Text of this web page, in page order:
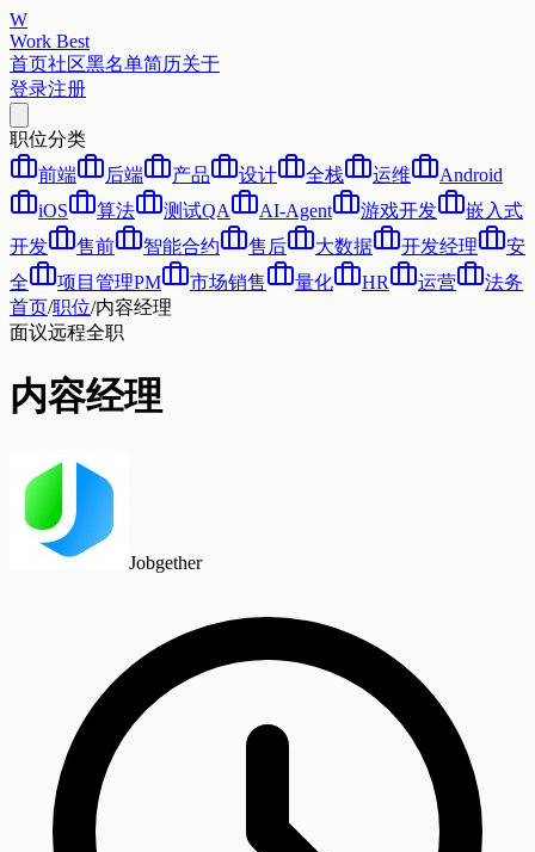
W
Work Best
首页社区黑名单简历关于
登录注册
职位分类
前端
后端 产品 设计 全栈 运维
Android
iOS
算法 测试QA AI-Agent 游戏开发
嵌入式
开发
售前 智能合约 售后 大数据 开发经理
安
全
项目管理PM 市场销售 量化 HR 运营
法务
首页/职位/内容经理
面议远程全职
内容经理
Jobgether